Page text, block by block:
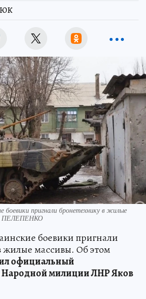
боевики пригнали бронетехнику в жилые
ПЕЛЕПЕНКО
боевики пригнали
жилые массивы. Об этом
официальный
Народной милиции ЛНР Яков